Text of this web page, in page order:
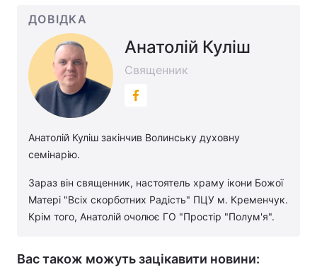
ДОВІДКА
Анатолій Куліш
Священник
Анатолій Куліш закінчив Волинську духовну
семінарію.
Зараз він священник, настоятель храму ікони Божої
Матері "Всіх скорботних Радість" ПЦУ м. Кременчук.
Крім того, Анатолій очолює ГО "Простір "Полум'я".
Вас також можуть зацікавити новини: